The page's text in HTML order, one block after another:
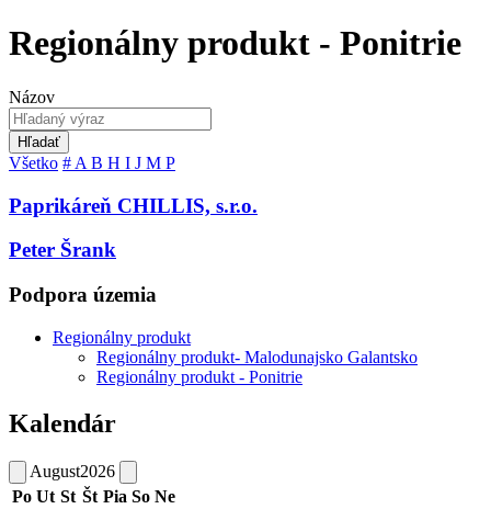
Regionálny produkt - Ponitrie
Názov
Hľadať
Všetko # A B H I J M P
Paprikáreň CHILLIS, s.r.o.
Peter Šrank
Podpora územia
Regionálny produkt
Regionálny produkt- Malodunajsko Galantsko
Regionálny produkt - Ponitrie
Kalendár
August2026
Po Ut St Št Pia So Ne